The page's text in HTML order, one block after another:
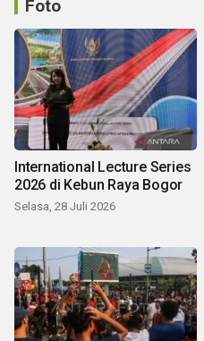
Foto
International Lecture Series
2026 di Kebun Raya Bogor
Selasa, 28 Juli 2026